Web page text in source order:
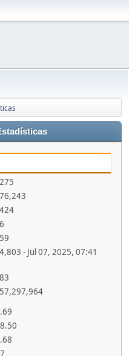
275
76,243
424
6
59
4,803 - Jul 07, 2025, 07:41
83
57,297,964